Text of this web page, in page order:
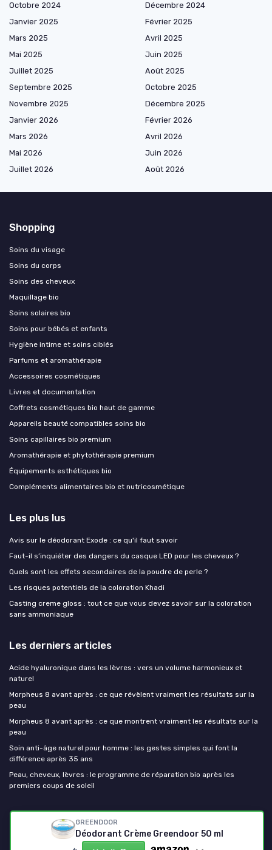
GREENDOOR
Déodorant Crème Greendoor 50 ml
Octobre 2024
Décembre 2024
Janvier 2025
Février 2025
Mars 2025
Avril 2025
Mai 2025
Juin 2025
Juillet 2025
Août 2025
Septembre 2025
Octobre 2025
Novembre 2025
Décembre 2025
Janvier 2026
Février 2026
Mars 2026
Avril 2026
Mai 2026
Juin 2026
Juillet 2026
Août 2026
Shopping
Soins du visage
Soins du corps
Soins des cheveux
Maquillage bio
Soins solaires bio
Soins pour bébés et enfants
Hygiène intime et soins ciblés
Parfums et aromathérapie
Accessoires cosmétiques
Livres et documentation
Coffrets cosmétiques bio haut de gamme
Appareils beauté compatibles soins bio
Soins capillaires bio premium
Aromathérapie et phytothérapie premium
Équipements esthétiques bio
Compléments alimentaires bio et nutricosmétique
Les plus lus
Avis sur le déodorant Exode : ce qu'il faut savoir
Faut-il s’inquiéter des dangers du casque LED pour les cheveux ?
Quels sont les effets secondaires de la poudre de perle ?
Les risques potentiels de la coloration Khadi
Casting creme gloss : tout ce que vous devez savoir sur la coloration
sans ammoniaque
Les derniers articles
Acide hyaluronique dans les lèvres : vers un volume harmonieux et
naturel
Morpheus 8 avant après : ce que révèlent vraiment les résultats sur la
peau
Morpheus 8 avant après : ce que montrent vraiment les résultats sur la
peau
Soin anti-âge naturel pour homme : les gestes simples qui font la
différence après 35 ans
Peau, cheveux, lèvres : le programme de réparation bio après les
premiers coups de soleil
Mes cosmetiques bio